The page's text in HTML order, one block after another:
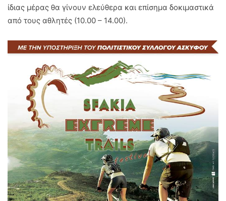
ίδιας μέρας θα γίνουν ελεύθερα και επίσημα δοκιμαστικά
από τους αθλητές (10.00 – 14.00).